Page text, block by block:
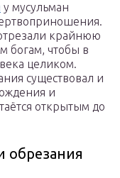
у мусульман
крайнюю
богам, чтобы в
целиком.
существовал и
и
открытым до
обрезания